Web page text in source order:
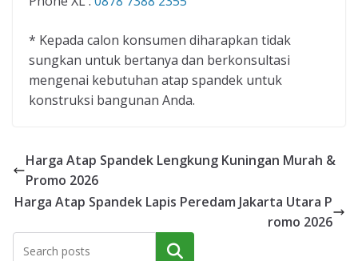
* Kepada calon konsumen diharapkan tidak
sungkan untuk bertanya dan berkonsultasi
mengenai kebutuhan atap spandek untuk
konstruksi bangunan Anda.
Harga Atap Spandek Lengkung Kuningan Murah &
Promo 2026
Harga Atap Spandek Lapis Peredam Jakarta Utara P
romo 2026
Cari